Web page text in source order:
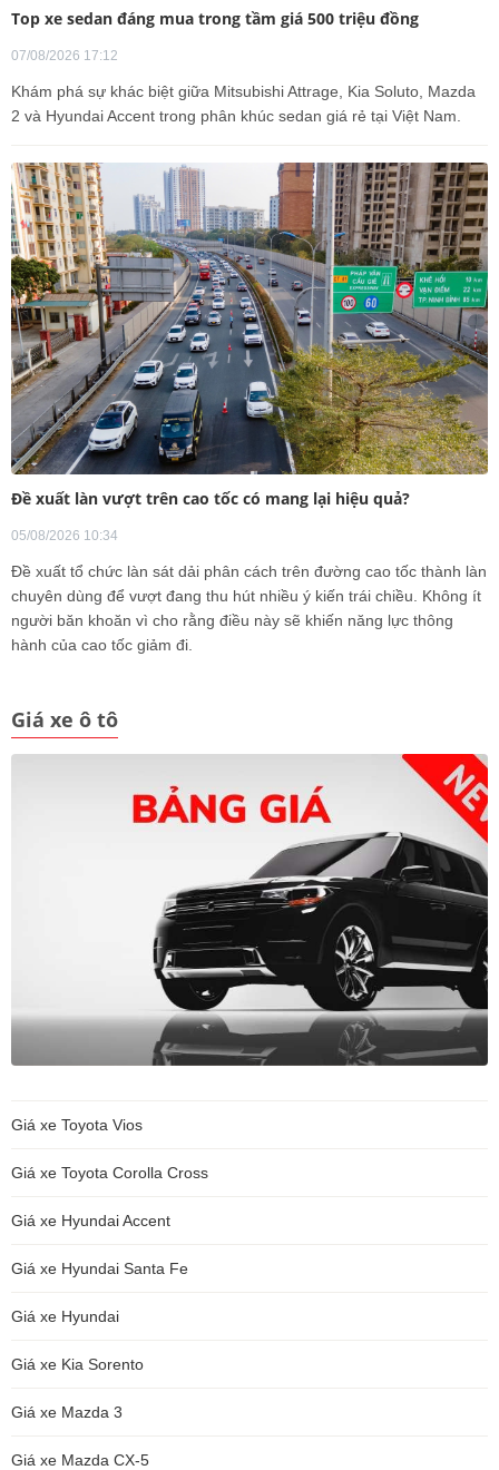
Top xe sedan đáng mua trong tầm giá 500 triệu đồng
07/08/2026 17:12
Khám phá sự khác biệt giữa Mitsubishi Attrage, Kia Soluto, Mazda
2 và Hyundai Accent trong phân khúc sedan giá rẻ tại Việt Nam.
Đề xuất làn vượt trên cao tốc có mang lại hiệu quả?
05/08/2026 10:34
Đề xuất tổ chức làn sát dải phân cách trên đường cao tốc thành làn
chuyên dùng để vượt đang thu hút nhiều ý kiến trái chiều. Không ít
người băn khoăn vì cho rằng điều này sẽ khiến năng lực thông
hành của cao tốc giảm đi.
Giá xe ô tô
Giá xe Toyota Vios
Giá xe Toyota Corolla Cross
Giá xe Hyundai Accent
Giá xe Hyundai Santa Fe
Giá xe Hyundai
Giá xe Kia Sorento
Giá xe Mazda 3
Giá xe Mazda CX-5